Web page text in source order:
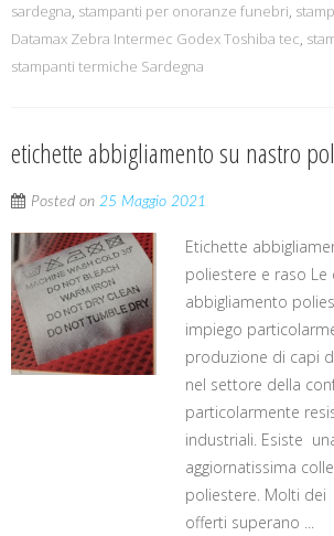
sardegna, stampanti per onoranze funebri,
Datamax Zebra Intermec Godex Toshiba tec,
stampanti termiche Sardegna
etichette abbigliamento su nastro
Posted on 25 Maggio 2021
Etichette
poliestere e raso Le
abbigliamento
impiego
produzione di capi
nel settore della
particolarmente
industriali. Esiste
aggiornatissima
poliestere. Molti
offerti superano ...